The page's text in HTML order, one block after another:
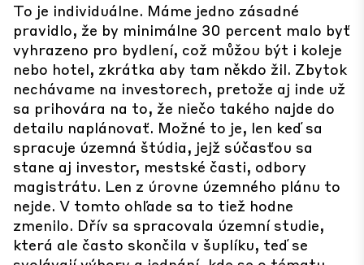
To je individuálne. Máme jedno zásadné
pravidlo, že by minimálne 30 percent malo byť
vyhrazeno pro bydlení, což můžou být i koleje
nebo hotel, zkrátka aby tam někdo žil. Zbytok
nechávame na investorech, pretože aj inde už
sa prihovára na to, že niečo takého najde do
detailu naplánovať. Možné to je, len keď sa
spracuje územná štúdia, jejž súčasťou sa
stane aj investor, mestské časti, odbory
magistrátu. Len z úrovne územného plánu to
nejde. V tomto ohľade sa to tiež hodne
zmenilo. Dřív sa spracovala územní studie,
která ale často skončila v šuplíku, teď se